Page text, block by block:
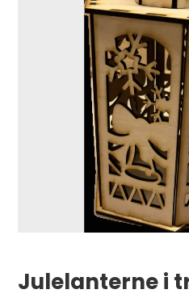
Julelanterne i